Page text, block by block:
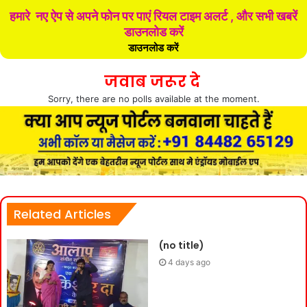
हमारे नए ऐप से अपने फोन पर पाएं रियल टाइम अलर्ट , और सभी खबरें
डाउनलोड करें
डाउनलोड करें
जवाब जरूर दे
Sorry, there are no polls available at the moment.
Related Articles
(no title)
4 days ago